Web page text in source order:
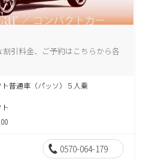
引料金、ご予約はこちらから各
ト普通車（パッソ）５人乗
0570-064-179